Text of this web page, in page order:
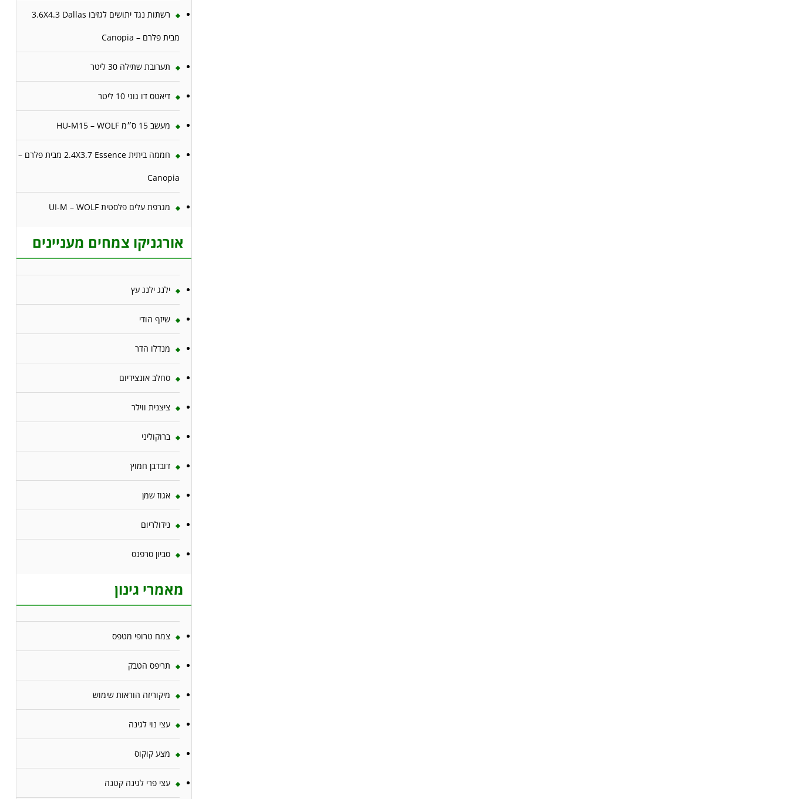
רשתות נגד יתושים לגזיבו 3.6X4.3 Dallas
מבית פלרם – Canopia
תערובת שתילה 30 ליטר
דיאטס דו גוני 10 ליטר
מעשב 15 ס״מ HU-M15 – WOLF
חממה ביתית 2.4X3.7 Essence מבית פלרם –
Canopia
מגרפת עלים פלסטית UI-M – WOLF
אורגניקו צמחים מעניינים
ילנג ילנג עץ
שיזף הודי
מנדלו הדר
סחלב אונצידיום
ציצנית ווילר
ברוקוליני
דובדבן חמוץ
אגוז שמן
נידולריום
סביון סרפנס
מאמרי גינון
צמח טרופי מטפס
תריפס הטבק
מיקוריזה הוראות שימוש
עצי נוי לגינה
מצע קוקוס
עצי פרי לגינה קטנה